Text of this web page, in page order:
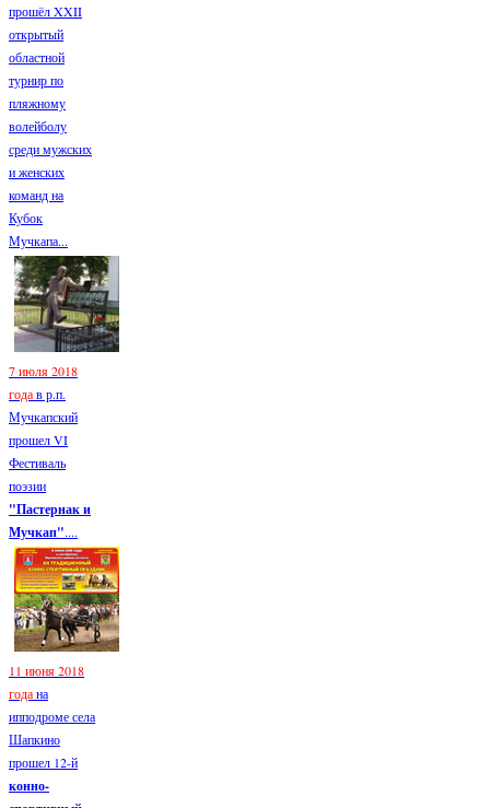
прошёл XXII
открытый
областной
турнир по
пляжному
волейболу
среди мужских
и женских
команд на
Кубок
Мучкапа...
7 июля 2018
годав р.п.
Мучкапский
прошел VI
Фестиваль
поэзии
"Пастернак и
Мучкап"....
11 июня 2018
годана
ипподроме села
Шапкино
прошел 12-й
конно-